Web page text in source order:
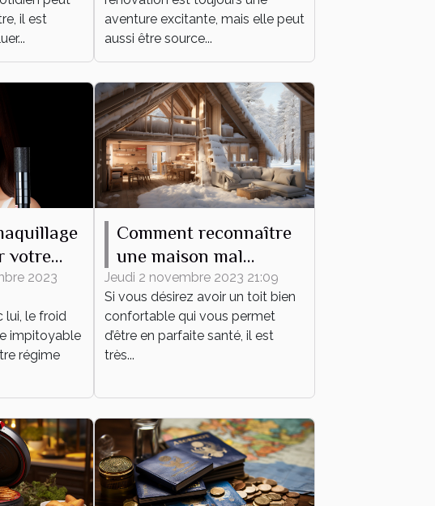
il est
aventure excitante, mais elle peut
aussi être source...
votre
2023
lui, le froid
impitoyable
régime
Comment reconnaître
une maison mal
isolée ?
Jeudi 2 novembre 2023 21:09
Si vous désirez avoir un toit bien
confortable qui vous permet
d’être en parfaite santé, il est
très...